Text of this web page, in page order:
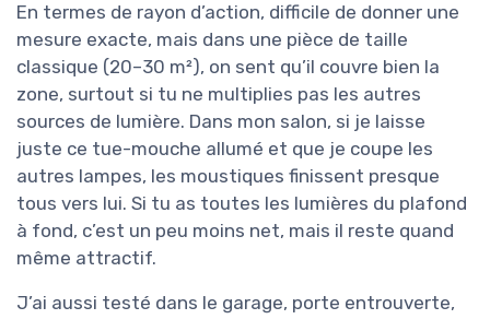
En termes de rayon d’action, difficile de donner une
mesure exacte, mais dans une pièce de taille
classique (20–30 m²), on sent qu’il couvre bien la
zone, surtout si tu ne multiplies pas les autres
sources de lumière. Dans mon salon, si je laisse
juste ce tue-mouche allumé et que je coupe les
autres lampes, les moustiques finissent presque
tous vers lui. Si tu as toutes les lumières du plafond
à fond, c’est un peu moins net, mais il reste quand
même attractif.
J’ai aussi testé dans le garage, porte entrouverte,